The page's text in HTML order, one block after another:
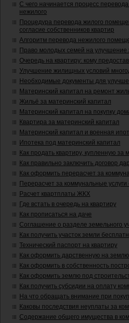
С чего начинается процесс
нежилого
Процедура перевода жилого
согласие собственников квартир
Алгоритм перевода нежилого
Право молодых семей на
Очередь на квартиру: кому
Улучшение жилищных условий
Необходимые документы для
Материнский капитал на ремонт
Жильё за материнский капитал
Материнский капитал на покупку
Квартира за материнский капитал
Материнский капитал и военная
Ипотека под материнский капитал
Как продать квартиру, купленную за
Как правильно заключить договор
Как оформить перерасчет за
Перерасчет за коммунальные
Расчет квартплаты ЖКХ
Где встать в очередь на квартиру
Как прописаться на даче
Соглашение о разделе земельного
Как получить участок земли
Технический паспорт на квартиру
Как оформить дарственную на землю
Как оформить в собственность
Как оформить землю под
Как получить субсидии на оплату
На что обращать внимание при
Каковы последствия неуплаты за
Содержание общего имущества в